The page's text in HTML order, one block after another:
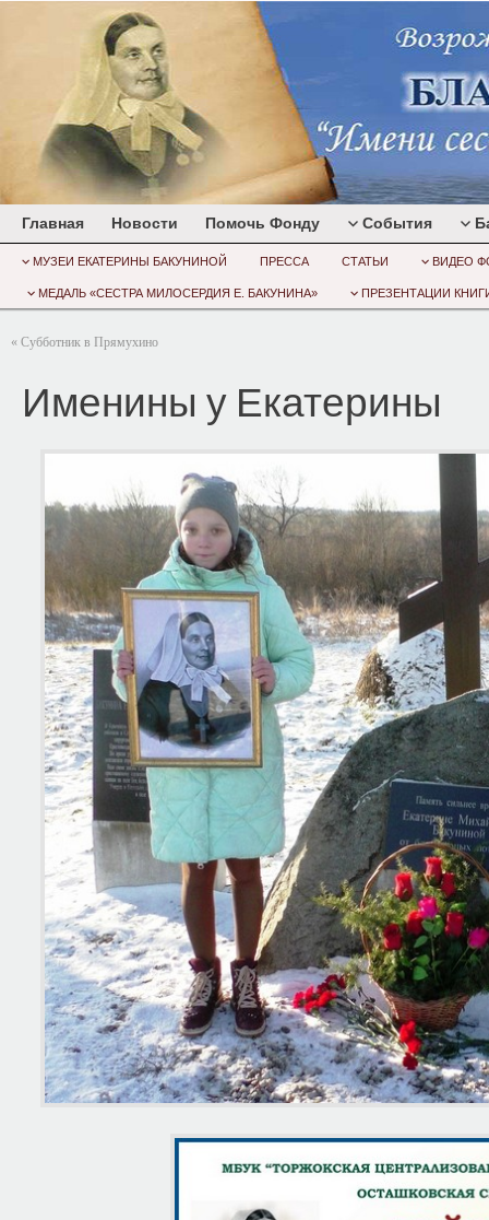
Главная Новости Помочь Фонду События
МУЗЕИ ЕКАТЕРИНЫ БАКУНИНОЙ ПРЕССА СТАТЬИ ВИДЕО
МЕДАЛЬ «СЕСТРА МИЛОСЕРДИЯ Е. БАКУНИНА» ПРЕЗЕНТАЦИИ
« Субботник в Прямухино
Именины у Екатерины